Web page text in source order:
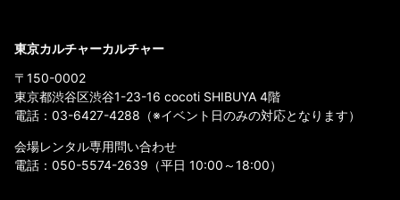
東京カルチャーカルチャー
〒150-0002
東京都渋谷区渋谷1-23-16 cocoti SHIBUYA 4階
電話： 03-6427-4288 （※イベント日のみの対応となります）
会場レンタル専用問い合わせ
電話： 050-5574-2639 （平日 10:00～18:00）